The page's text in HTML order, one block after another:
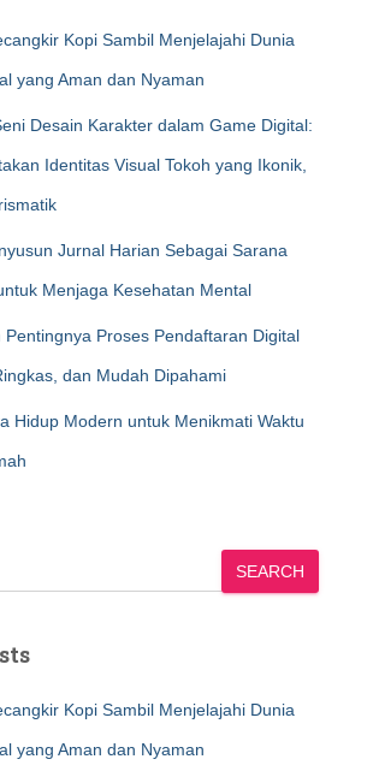
Kopi Sambil Menjelajahi Dunia
yang Aman dan Nyaman
Desain Karakter dalam Game Digital:
Identitas Visual Tokoh yang Ikonik,
Jurnal Harian Sebagai Sarana
Menjaga Kesehatan Mental
Pentingnya Proses Pendaftaran Digital
dan Mudah Dipahami
Hidup Modern untuk Menikmati Waktu
SEARCH
Kopi Sambil Menjelajahi Dunia
yang Aman dan Nyaman